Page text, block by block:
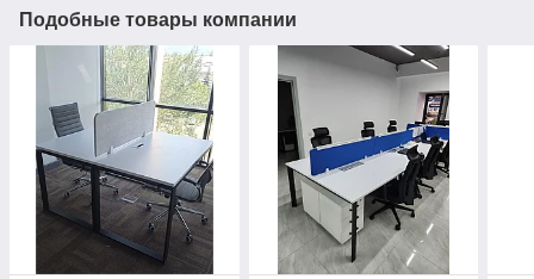
Подобные товары компании